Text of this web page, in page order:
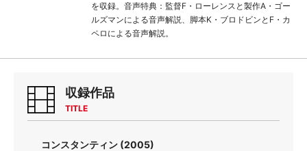
を収録。音声特典：監督F・ローレンスと製作A・ゴー
ルズマンによる音声解説、脚本K・ブロドビンとF・カ
ペロによる音声解説。
収録作品
TITLE
コンスタンティン (2005)